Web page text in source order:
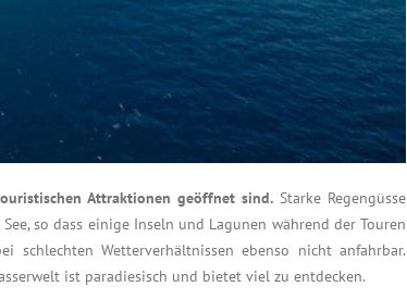
Attraktionen geöffnet sind.Starke Regengüsse
so dass einige Inseln und Lagunen während der Touren
schlechten Wetterverhältnissen ebenso nicht anfahrbar.
ist paradiesisch und bietet viel zu entdecken.